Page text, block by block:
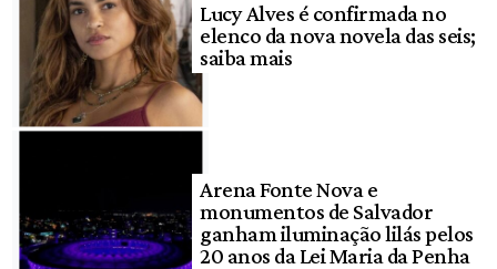
Lucy Alves é confirmada no
elenco da nova novela das seis;
saiba mais
Arena Fonte Nova e
monumentos de Salvador
ganham iluminação lilás pelos
20 anos da Lei Maria da Penha